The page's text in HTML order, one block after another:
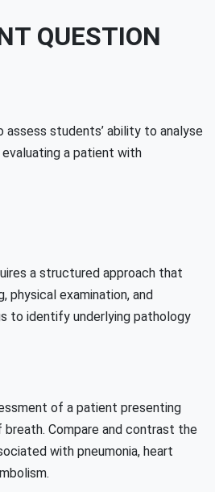
QUESTION
assess students’ ability to analyse
a patient with
a structured approach that
physical examination, and
to identify underlying pathology
of a patient presenting
Compare and contrast the
with pneumonia, heart